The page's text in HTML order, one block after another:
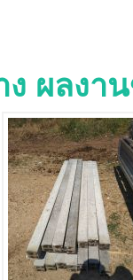
ผลงา